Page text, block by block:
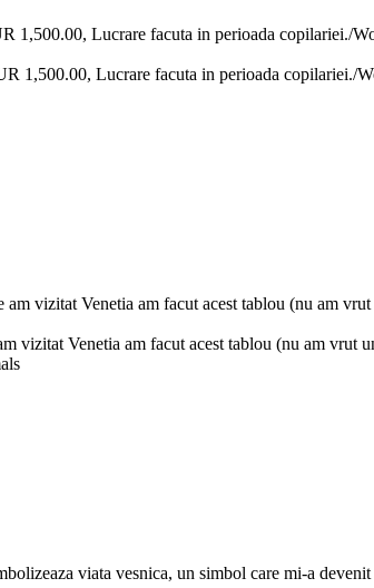
1,500.00, Lucrare facuta in perioada copilariei./
1,500.00, Lucrare facuta in perioada
vizitat Venetia am facut acest tablou (nu am
vizitat Venetia am facut acest tablou (nu am vrut
viata vesnica, un simbol care mi-a